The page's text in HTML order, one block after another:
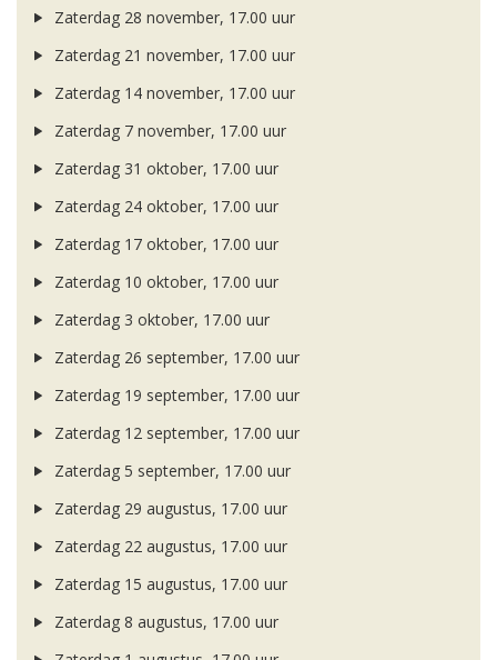
Zaterdag 28 november, 17.00 uur
Zaterdag 21 november, 17.00 uur
Zaterdag 14 november, 17.00 uur
Zaterdag 7 november, 17.00 uur
Zaterdag 31 oktober, 17.00 uur
Zaterdag 24 oktober, 17.00 uur
Zaterdag 17 oktober, 17.00 uur
Zaterdag 10 oktober, 17.00 uur
Zaterdag 3 oktober, 17.00 uur
Zaterdag 26 september, 17.00 uur
Zaterdag 19 september, 17.00 uur
Zaterdag 12 september, 17.00 uur
Zaterdag 5 september, 17.00 uur
Zaterdag 29 augustus, 17.00 uur
Zaterdag 22 augustus, 17.00 uur
Zaterdag 15 augustus, 17.00 uur
Zaterdag 8 augustus, 17.00 uur